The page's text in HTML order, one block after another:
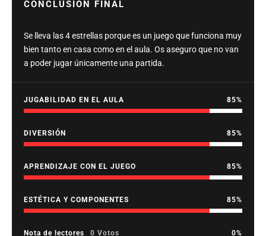
CONCLUSIÓN FINAL
Se lleva las 4 estrellas porque es un juego que funciona muy
bien tanto en casa como en el aula. Os aseguro que no van
a poder jugar únicamente una partida.
JUGABILIDAD EN EL AULA 85
DIVERSIÓN 85
APRENDIZAJE CON EL JUEGO 85
ESTÉTICA Y COMPONENTES 85
Nota de lectores 0 Votos 0